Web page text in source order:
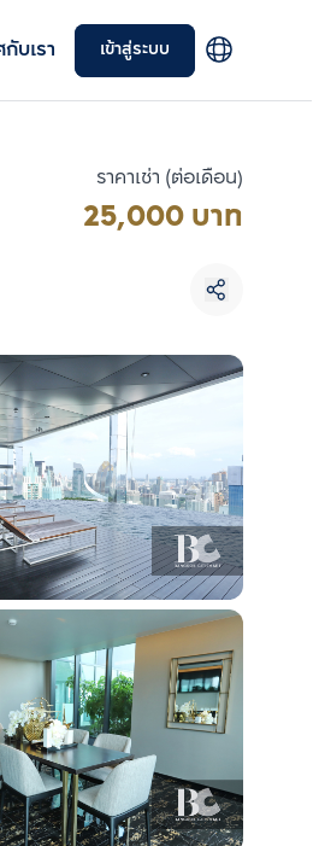
บเรา เข้าสู่ระบบ
ราคาเช่า (ต่อเดือน)
25,000 บาท